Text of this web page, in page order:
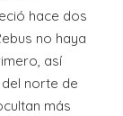
hace dos
no haya
así
norte de
más